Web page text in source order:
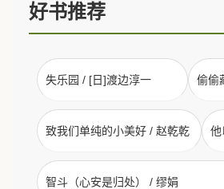
好书推荐
失乐园 / [日]渡边淳一 偷偷
致我们单纯的小美好 / 赵乾乾 他
智斗（心安是归处） / 缪娟